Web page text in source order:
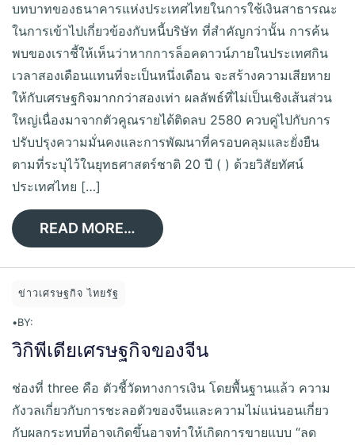
บทบาทของธนาคารแห่งประเทศไทยในการใช้เงินสาธารณะ
ในการเข้าไปเกี่ยวข้องกับหนี้บริษัท ที่สำคัญกว่านั้น การค้น
พบของเราชี้ให้เห็นว่าหากการล็อคดาวน์ภายในประเทศกิน
เวลาสองเดือนแทนที่จะเป็นหนึ่งเดือน จะสร้างความเสียหาย
ให้กับเศรษฐกิจมากกว่าสองเท่า ผลลัพธ์ที่ไม่เป็นเชิงเส้นส่วน
ใหญ่เนื่องมาจากตัวคูณรายได้ติดลบ 2580 ควบคู่ไปกับการ
ปรับปรุงความมั่นคงและการพัฒนาที่ครอบคลุมและยั่งยืน
ตามที่ระบุไว้ในยุทธศาสตร์ชาติ 20 ปี ( ) ด้วยวิสัยทัศน์
ประเทศไทย […]
READ MORE…
ข่าวเศรษฐกิจ ไทยรัฐ
•BY:
วิกิพีเดียเศรษฐกิจของจีน
ช่องที่ three คือ ตัวชี้วัดทางการเงิน โดยพื้นฐานแล้ว ความ
กังวลเกี่ยวกับการชะลอตัวของจีนและความไม่แน่นอนเกี่ยว
กับผลกระทบที่อาจเกิดขึ้นอาจทำให้เกิดการขายแบบ “ลด